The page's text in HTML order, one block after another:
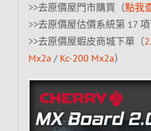
>>去原價屋門市購買（點我
>>去原價屋估價系統第 17
>>去原價屋蝦皮商城下單（
Mx2a / Kc-200 Mx2a）